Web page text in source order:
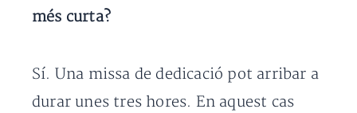
més curta?
Sí. Una missa de dedicació pot arribar a
durar unes tres hores. En aquest cas